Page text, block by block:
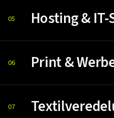
05 Hosting &
06 Print &
07